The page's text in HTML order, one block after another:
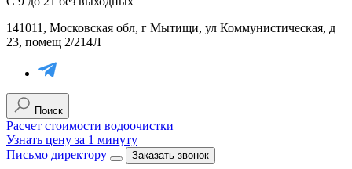
141011, Московская обл, г Мытищи, ул Коммунистическая, д
23, помещ 2/214Л
Поиск
Расчет стоимости водоочистки
Узнать цену за 1 минуту
Письмо директору
Заказать звонок